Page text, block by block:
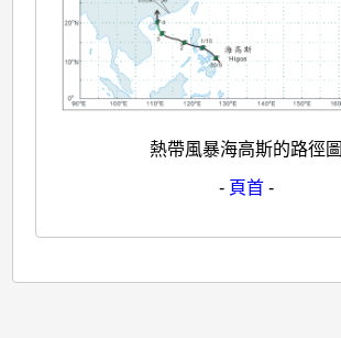
熱帶風暴海高斯的路徑圖
- 頁首 -